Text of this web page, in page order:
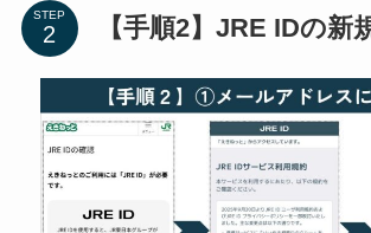
STEP 【手順2】JRE IDの新